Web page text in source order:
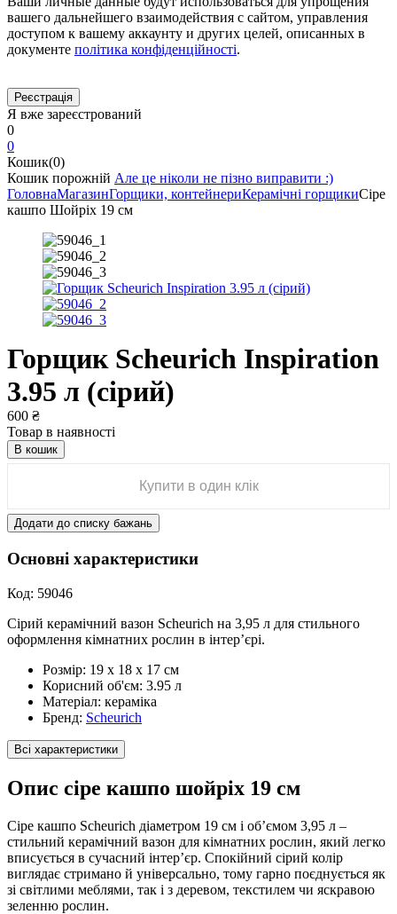
вашего дальнейшего взаимодействия с сайтом, управления
доступом к вашему аккаунту и других целей, описанных в
документе політика конфіденційності.
Я вже зареєстрований
0
0
Кошик(0)
Кошик порожній Але це ніколи не пізно виправити :)
ГоловнаМагазинГорщики, контейнериКерамічні горщикиСіре
кашпо Шойріх 19 см
Горщик Scheurich Inspiration
3.95 л (сірий)
600 ₴
Товар в наявності
В кошик
Купити в один клік
Додати до списку бажань
Основні характеристики
Код: 59046
Сірий керамічний вазон Scheurich на 3,95 л для стильного
оформлення кімнатних рослин в інтер’єрі.
Розмір: 19 х 18 х 17 см
Корисний об'єм: 3.95 л
Матеріал: кераміка
Бренд: Scheurich
Всі характеристики
Опис сіре кашпо шойріх 19 см
Сіре кашпо Scheurich діаметром 19 см і об’ємом 3,95 л –
стильний керамічний вазон для кімнатних рослин, який легко
вписується в сучасний інтер’єр. Спокійний сірий колір
виглядає стримано й універсально, тому гарно поєднується як
зі світлими меблями, так і з деревом, текстилем чи яскравою
зеленню рослин.